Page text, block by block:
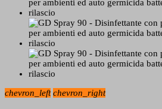
chevron_left chevron_right